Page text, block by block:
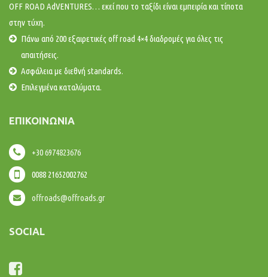
OFF ROAD AdVENTURES… εκεί που το ταξίδι είναι εμπειρία και τίποτα
στην τύχη.
Πάνω από 200 εξαιρετικές off road 4×4 διαδρομές για όλες τις
απαιτήσεις.
Ασφάλεια με διεθνή standards.
Επιλεγμένα καταλύματα.
ΕΠΙΚΟΙΝΩΝΊΑ
+30 6974823676
0088 21652002762
offroads@offroads.gr
SOCIAL